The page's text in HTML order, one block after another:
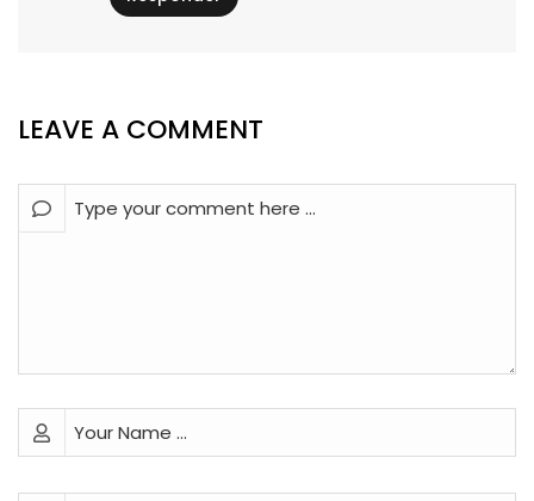
LEAVE A COMMENT